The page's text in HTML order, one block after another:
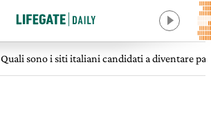
Quali sono i siti italiani candidati a diventare